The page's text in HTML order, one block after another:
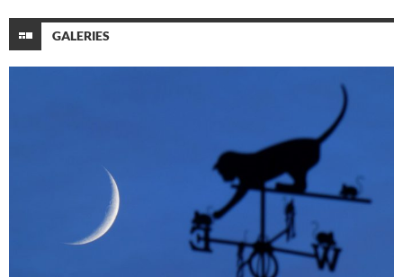
GALERIES